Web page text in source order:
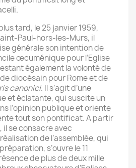
tard, le 25 janvier 1959,
Paul-hors-les-Murs, il
générale son intention de
œcuménique pour l’Eglise
également la volonté de
diocésain pour Rome et de
canonici. Il s’agit d’une
et éclatante, qui suscite un
l’opinion publique et oriente
tout son pontificat. A partir
il se consacre avec
de l’assemblée, qui
s’ouvre le 11
de plus de deux mille